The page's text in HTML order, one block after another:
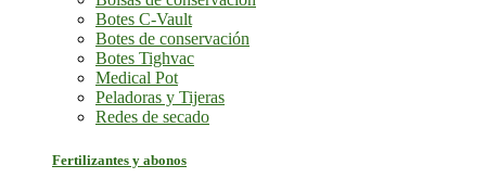
Botes C-Vault
Botes de conservación
Botes Tighvac
Medical Pot
Peladoras y Tijeras
Redes de secado
Fertilizantes y abonos